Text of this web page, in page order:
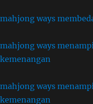
mahjong ways
mahjong ways
kemenangan
mahjong ways
kemenangan